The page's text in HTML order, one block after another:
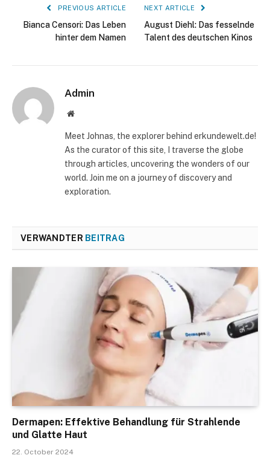
PREVIOUS ARTICLE
Bianca Censori: Das Leben
hinter dem Namen
NEXT ARTICLE
August Diehl: Das fesselnde
Talent des deutschen Kinos
Admin
Website
Meet Johnas, the explorer behind erkundewelt.de!
As the curator of this site, I traverse the globe
through articles, uncovering the wonders of our
world. Join me on a journey of discovery and
exploration.
VERWANDTER BEITRAG
Dermapen: Effektive Behandlung für Strahlende
und Glatte Haut
22. October 2024